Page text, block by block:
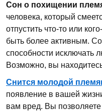
Сон о похищении
человека, который
отпустить что-то или
быть более активным.
способности исключать
Возможно, вы
Снится молодой
появление в вашей
вам вред. Вы